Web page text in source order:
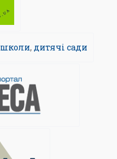
школи, дитячі сади